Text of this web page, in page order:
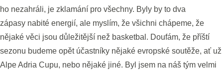
ho nezahráli, je zklamání pro všechny. Byly by to dva
zápasy nabité energií, ale myslím, že všichni chápeme, že
nějaké věci jsou důležitější než basketbal. Doufám, že příští
sezonu budeme opět účastníky nějaké evropské soutěže, ať už
Alpe Adria Cupu, nebo nějaké jiné. Byl jsem na náš tým velmi